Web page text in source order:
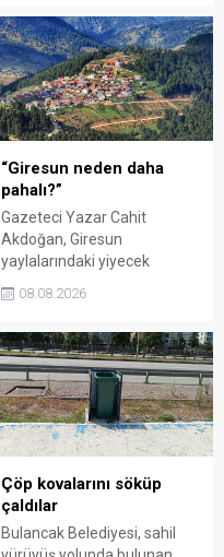
eleştirdi. Taşgöz, üreticinin
emeğinin karşılığını
alamadığını savunarak,
Giresun milletvekillerini
sessiz kalmakla suçladı.
“Giresun neden daha
pahalı?”
Gazeteci Yazar Cahit
Akdoğan, Giresun
yaylalarındaki yiyecek
fiyatlarının çevre illere göre
belirgin biçimde yüksek
Valiliği, Tarım ve Orman İl
Müdürlüğü ile ilgili kurumları
denetime çağırdı. Akdoğan,
yüzde 50’ye ulaşan fiyat
farklarının araştırılması
gerektiğini söyledi.
08.08.2026
Çöp kovalarını söküp
çaldılar
Bulancak Belediyesi, sahil